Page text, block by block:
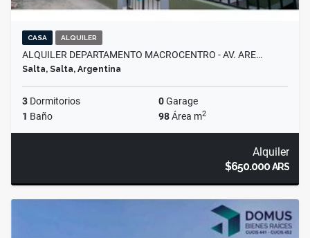
CASA ALQUILER
ALQUILER DEPARTAMENTO MACROCENTRO - AV. ARE…
Salta, Salta, Argentina
3 Dormitorios 0Garage
1 Baño 98Área m2
Alquiler
$650.000ARS